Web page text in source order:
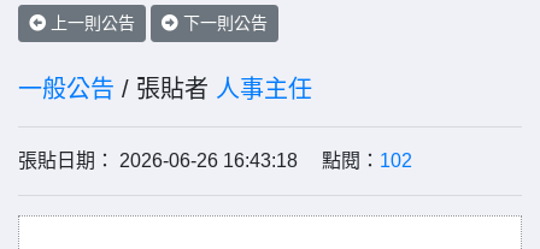
上一則公告 下一則公告
一般公告 / 張貼者 人事主任
張貼日期： 2026-06-26 16:43:18 點閱： 102